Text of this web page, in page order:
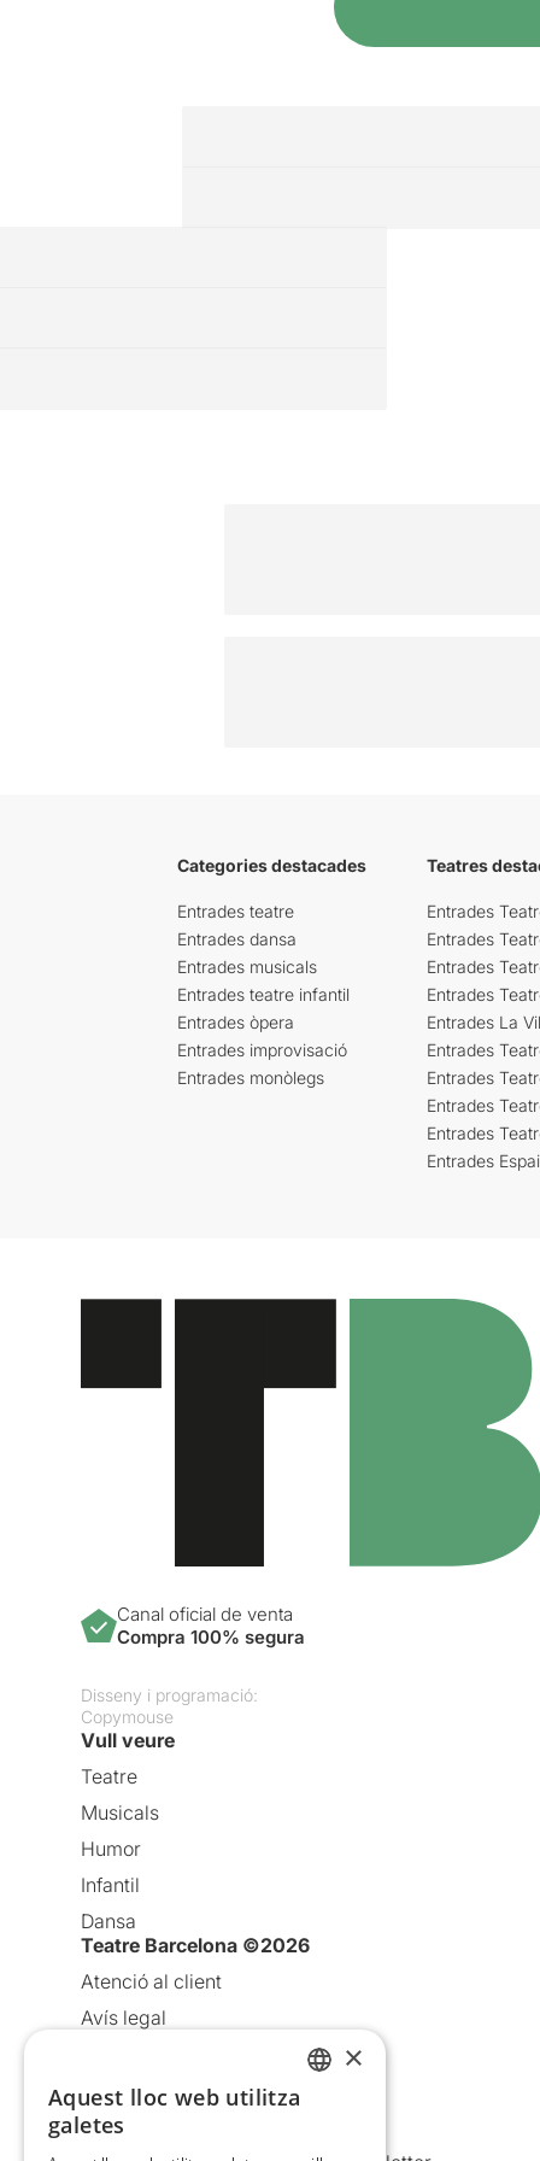
Categories destacades
Entrades teatre
Entrades dansa
Entrades musicals
Entrades teatre infantil
Entrades òpera
Entrades improvisació
Entrades monòlegs
Teatres
Entrades
Entrades
Entrades
Entrades
Entrades La
Entrades
Entrades
Entrades
Entrades
Entrades
Canal oficial de venta
Compra 100% segura
Disseny i programació:
Copymouse
Vull veure
Teatre
Musicals
Humor
Infantil
Dansa
Teatre Barcelona ©2026
Atenció al client
Avís legal
Política de cookies
Condicions d’ús
×
Aquest lloc web utilitza
galetes